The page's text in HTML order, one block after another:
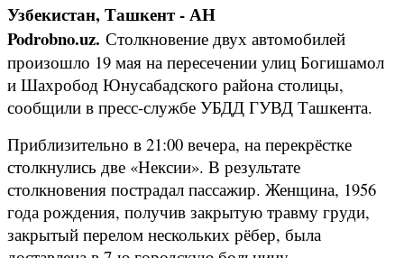
Узбекистан, Ташкент - АН
Podrobno.uz. Столкновение двух автомобилей
произошло 19 мая на пересечении улиц Богишамол
и Шахробод Юнусабадского района столицы,
сообщили в пресс-службе УБДД ГУВД Ташкента.
Приблизительно в 21:00 вечера, на перекрёстке
столкнулись две «Нексии». В результате
столкновения пострадал пассажир. Женщина, 1956
года рождения, получив закрытую травму груди,
закрытый перелом нескольких рёбер, была